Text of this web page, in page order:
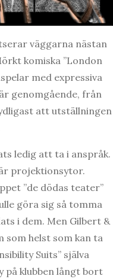
väggarna nästan
komiska ”London
med expressiva
genomgående, från
att utställningen
ledig att ta i anspråk.
projektionsytor.
”de dödas teater”
göra sig så tomma
i dem. Men Gilbert &
som helst som kan ta
Suits” själva
på klubben långt bort